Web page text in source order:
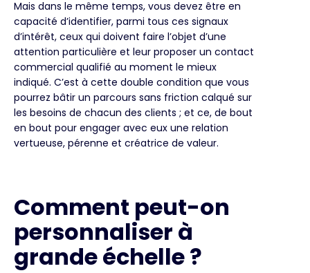
Mais dans le même temps, vous devez être en
capacité d’identifier, parmi tous ces signaux
d’intérêt, ceux qui doivent faire l’objet d’une
attention particulière et leur proposer un contact
commercial qualifié au moment le mieux
indiqué. C’est à cette double condition que vous
pourrez bâtir un parcours sans friction calqué sur
les besoins de chacun des clients ; et ce, de bout
en bout pour engager avec eux une relation
vertueuse, pérenne et créatrice de valeur.
Comment peut-on
personnaliser à
grande échelle ?